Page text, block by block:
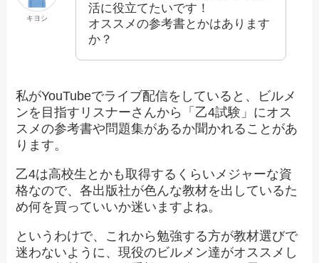
キヨシ
活に役立てたいです！
オススメの参考書とかはあります
か？
私がYouTubeでライブ配信をしていると、ビルメ
ンを目指すリスナーさんから「乙4試験」にオス
スメの参考書や問題集があるか聞かれることがあ
ります。
乙4は高校生とかも取得するくらいメジャーな資
格なので、各出版社が色んな教材を出しているた
め何を買っていいか迷いますよね。
というわけで、これから勉強する方が教材選びで
迷わないように、現役のビルメン達がオススメし